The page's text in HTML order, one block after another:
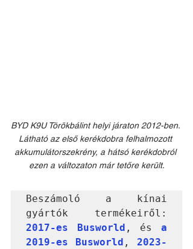
BYD K9U Törökbálint helyi járaton 2012-ben.
Látható az első kerékdobra felhalmozott
akkumulátorszekrény, a hátsó kerékdobról
ezen a változaton már tetőre került.
Beszámoló a kínai
2017-es Busworld , és a
2019-es Busworld , 2023-